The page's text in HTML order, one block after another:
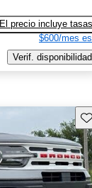
El precio incluye tasas
$600/mes
Verif. disponibilidad